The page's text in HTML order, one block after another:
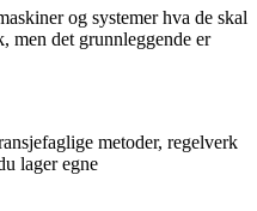
og systemer hva de skal
men det grunnleggende er
metoder, regelverk
lager egne